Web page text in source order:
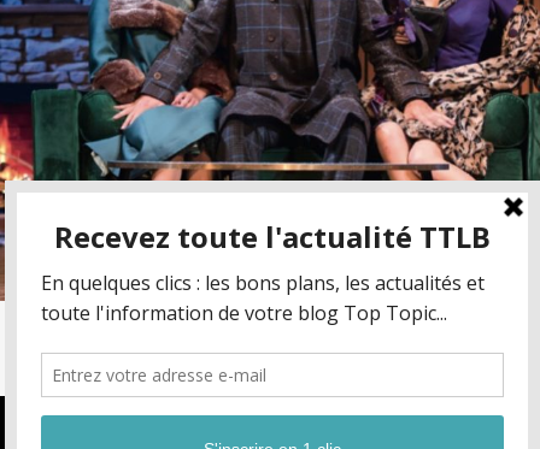
Suivre sur Instagram